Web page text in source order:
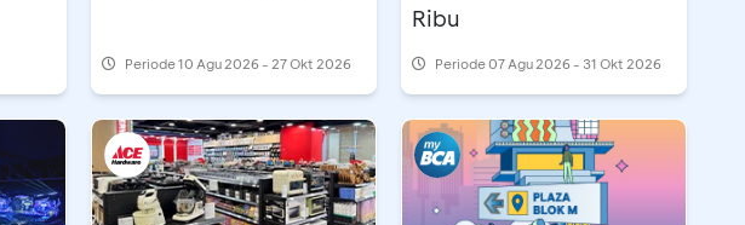
Periode10 Agu 2026 - 27 Okt 2026
Ribu
Periode07 Agu 2026 - 31 Okt 2026